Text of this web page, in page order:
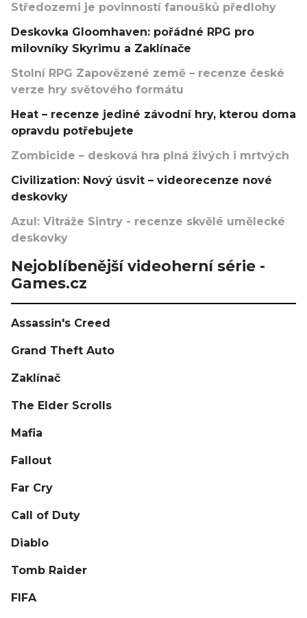
Středozemi je povinností fanoušků předlohy
Deskovka Gloomhaven: pořádné RPG pro
milovníky Skyrimu a Zaklínače
Stolní RPG Zapovězené země – recenze české
verze hry světového formátu
Heat – recenze jediné závodní hry, kterou doma
opravdu potřebujete
Zombicide – desková hra plná živých i mrtvých
Civilization: Nový úsvit – videorecenze nové
deskovky
Azul: Vitráže Sintry - recenze skvělé umělecké
deskovky
Nejoblíbenější videoherní série -
Games.cz
Assassin's Creed
Grand Theft Auto
Zaklínač
The Elder Scrolls
Mafia
Fallout
Far Cry
Call of Duty
Diablo
Tomb Raider
FIFA